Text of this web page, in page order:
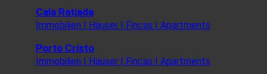
Cala Ratjada
Immobilien | Häuser | Fincas | Apartments
Porto Cristo
Immobilien | Häuser | Fincas | Apartments